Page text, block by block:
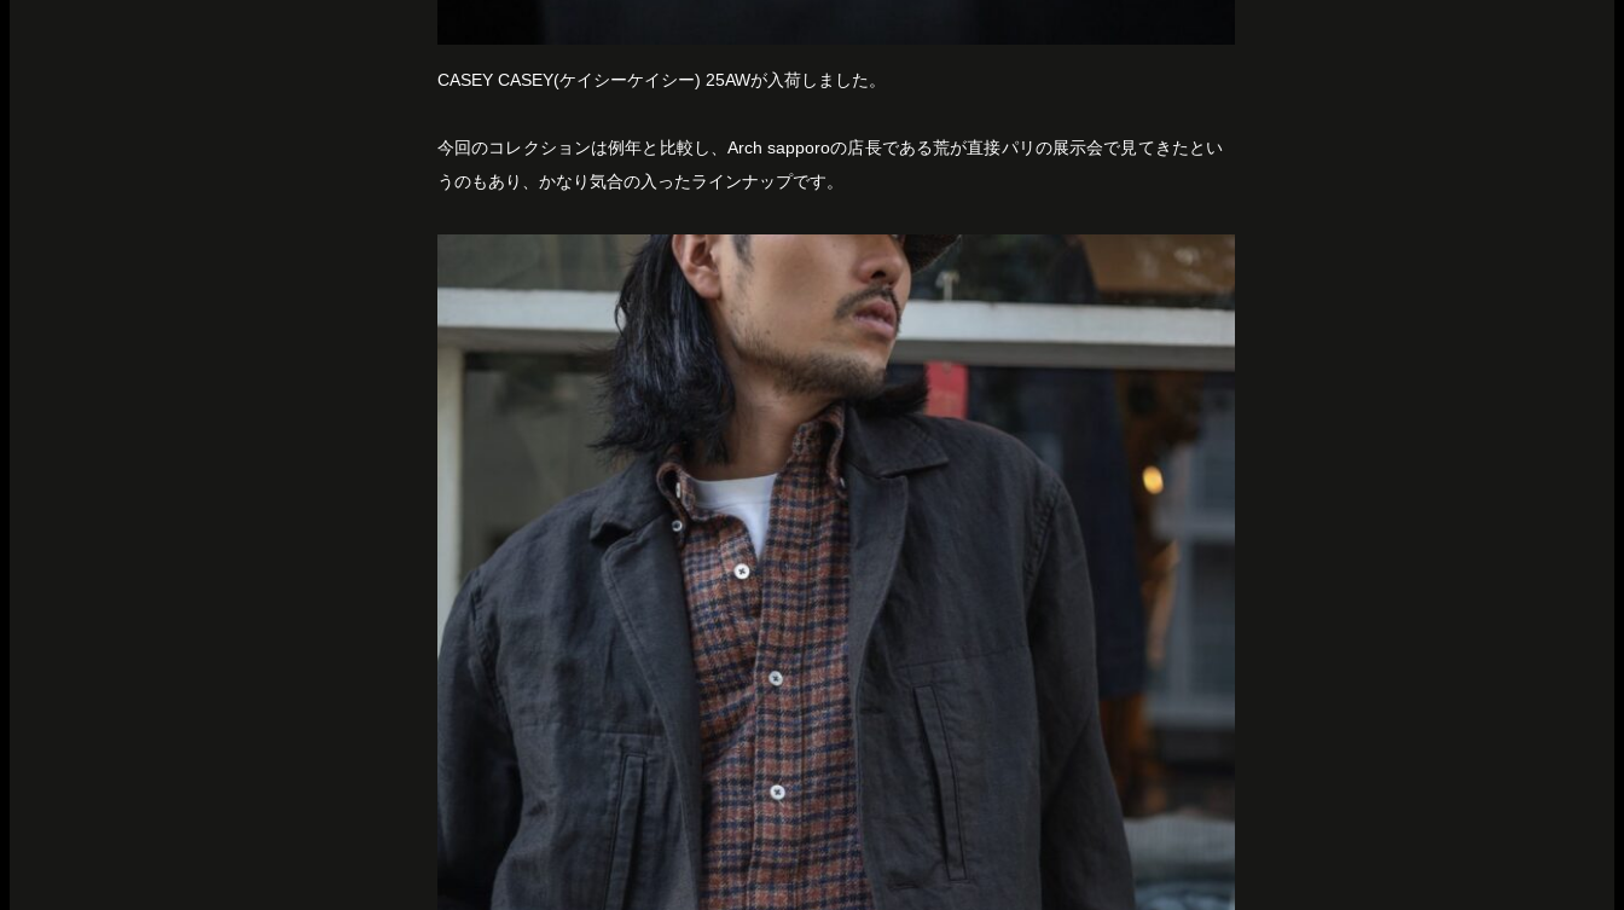
CASEY CASEY(ケイシーケイシー) 25AWが入荷しました。
今回のコレクションは例年と比較し、Arch sapporoの店長である荒が直接パリの展示会で見てきたとい
うのもあり、かなり気合の入ったラインナップです。